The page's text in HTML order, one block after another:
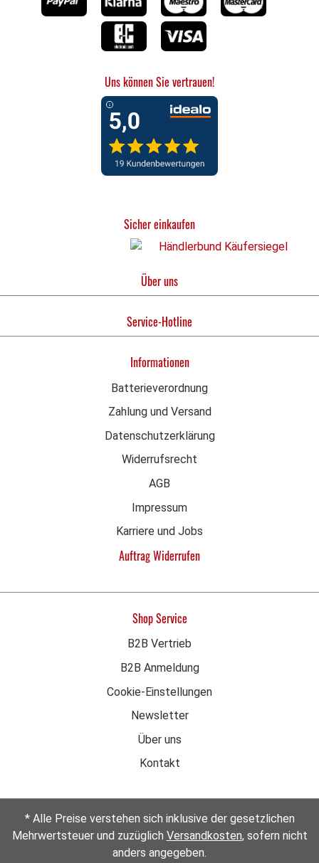
wartungsarme Brühgruppe lässt sich leicht
herausnehmen und die abnehmbare Abtropfschale
mit Wasserstandsanzeiger ist
Aufschäumsystems erhalten Sie Milchschaum für
jedes Getränk in der optimalen Konsistenz. Und das
Beste: Die Reinigung erfolgt automatisch per
Drehregler. Zudem verfügt die Maschine über ein
Kaffeepulver-Fach, mit dem Sie beispielsweise
koffeinfreien Kaffee zubereiten können. Ein Highlight
für Tee-Trinker: die Heißwasser-Funktion! Von
bestes Aroma, immer frisch gebrüht und immer in der
perfekten Temperatur Die Dinamica bereitet bis zu
gewünschtes Kaffeegetränk mit nur einem
Fingertipp schnell und einfach genießen, dank des
neuen intuitiven LCD Displays mit Direktwahltasten
mit Wasserstandsanzeiger ist
spülmaschinengeeignet
Uns können Sie vertrauen!
Sicher einkaufen
Über uns
Service-Hotline
Informationen
Batterieverordnung
Zahlung und Versand
Datenschutzerklärung
Widerrufsrecht
AGB
Impressum
Karriere und Jobs
Auftrag Widerrufen
Shop Service
B2B Vertrieb
B2B Anmeldung
Cookie-Einstellungen
Newsletter
Über uns
Kontakt
* Alle Preise verstehen sich inklusive der gesetzlichen
Mehrwertsteuer und zuzüglich Versandkosten, sofern nicht
anders angegeben.